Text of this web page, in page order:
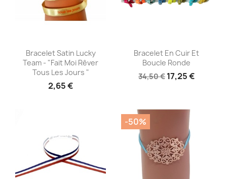
Aperçu rapide
Bracelet Satin Lucky
Team - "Fait Moi Rêver
Tous Les Jours "
2,65 €
Aperçu rapide
Bracelet En Cuir Et
Boucle Ronde
34,50 € 17,25 €
-50%